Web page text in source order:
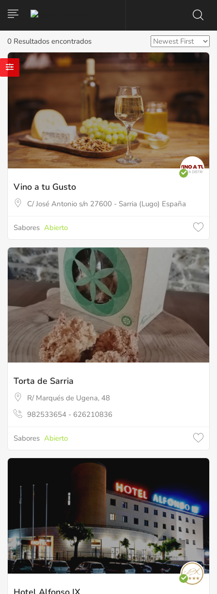
0 Resultados encontrados
Vino a tu Gusto
C/ José Antonio s/n 27600 - Sarria (Lugo) España
Sabores Abierto
Torta de Sarria
R/ Marqués de Ugena, 48
982533654 - 626210836
Sabores Abierto